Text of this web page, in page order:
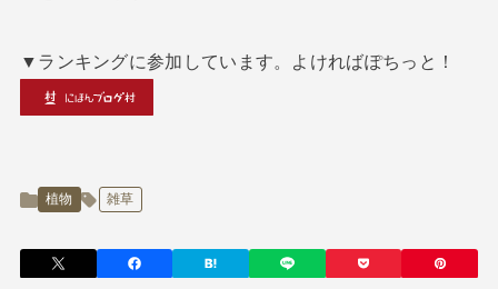
▼ランキングに参加しています。よければぽちっと！
植物 雑草